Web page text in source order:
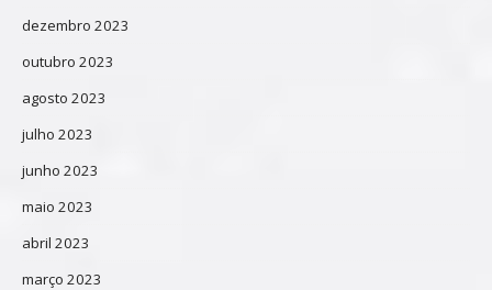
dezembro 2023
outubro 2023
agosto 2023
julho 2023
junho 2023
maio 2023
abril 2023
março 2023